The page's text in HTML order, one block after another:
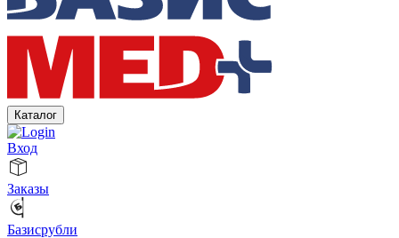
Каталог
Вход
Заказы
Базисрубли